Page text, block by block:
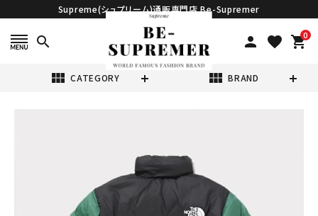
Supreme(シュプリーム)通販専門店 Be-Supremer
search person favorite 0
shopping_cart
view_module CATEGORY view_module BRAND